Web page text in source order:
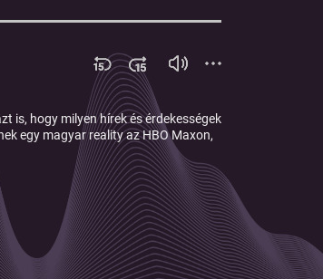
is, hogy milyen hírek és érdekességek
egy magyar reality az HBO Maxon,